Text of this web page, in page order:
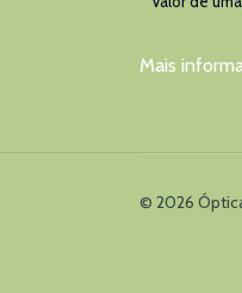
Mais
© 2026